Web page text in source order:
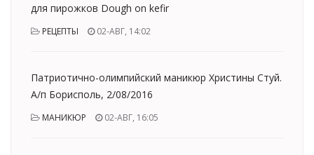
для пирожков Dough on kefir
РЕЦЕПТЫ 02-АВГ, 14:02
Патриотично-олимпийский маникюр Христины Стуй.
А/п Борисполь, 2/08/2016
МАНИКЮР 02-АВГ, 16:05